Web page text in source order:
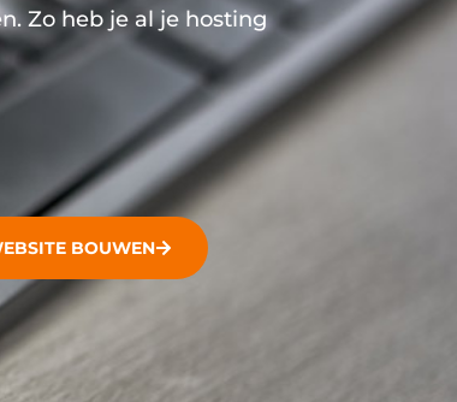
Zo heb je al je hosting
BOUWEN